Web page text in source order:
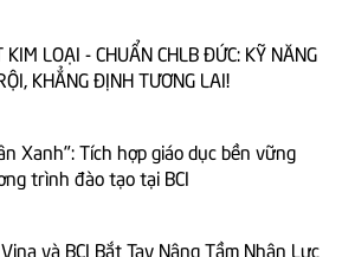
KIM LOẠI - CHUẨN CHLB ĐỨC: KỸ NĂNG
KHẲNG ĐỊNH TƯƠNG LAI!
Xanh": Tích hợp giáo dục bền vững
trình đào tạo tại BCI
và BCI Bắt Tay Nâng Tầm Nhân Lực